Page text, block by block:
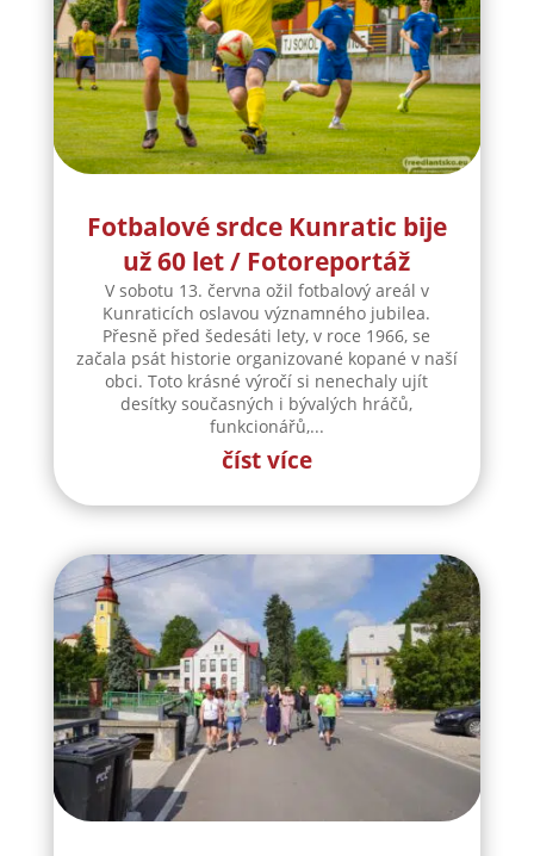
Fotbalové srdce Kunratic bije
už 60 let / Fotoreportáž
V sobotu 13. června ožil fotbalový areál v
Kunraticích oslavou významného jubilea.
Přesně před šedesáti lety, v roce 1966, se
začala psát historie organizované kopané v naší
obci. Toto krásné výročí si nenechaly ujít
desítky současných i bývalých hráčů,
funkcionářů,...
číst více